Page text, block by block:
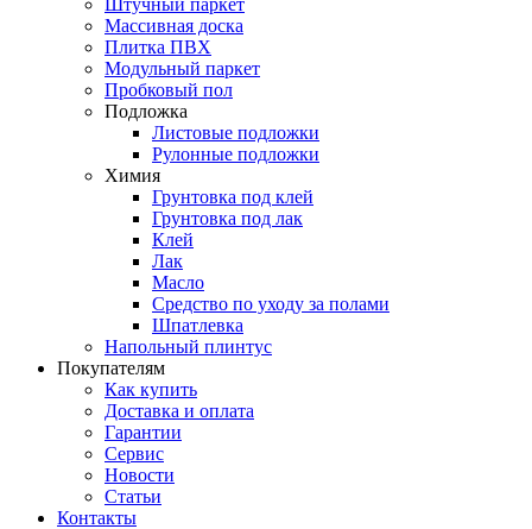
Штучный паркет
Массивная доска
Плитка ПВХ
Модульный паркет
Пробковый пол
Подложка
Листовые подложки
Рулонные подложки
Химия
Грунтовка под клей
Грунтовка под лак
Клей
Лак
Масло
Средство по уходу за полами
Шпатлевка
Напольный плинтус
Покупателям
Как купить
Доставка и оплата
Гарантии
Сервис
Новости
Статьи
Контакты